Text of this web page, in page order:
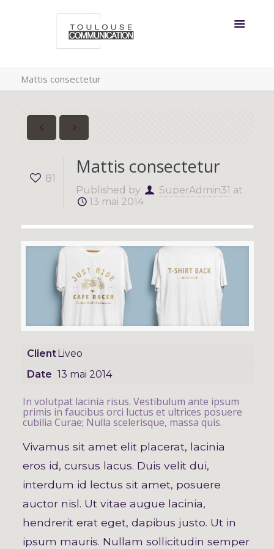
Mattis consectetur
81
Mattis consectetur
Published by SuperAdmin31 at
13 mai 2014
ClientLiveo
Date 13 mai 2014
In volutpat lacinia risus. Vestibulum ante ipsum
primis in faucibus orci luctus et ultrices posuere
cubilia Curae; Nulla scelerisque, massa quis.
Vivamus sit amet elit placerat, lacinia
eros id, cursus lacus. Duis velit dui,
interdum id lectus sit amet, posuere
auctor nisl. Ut vitae augue lacinia,
hendrerit erat eget, dapibus justo. Ut in
ipsum mauris. Nullam sollicitudin semper